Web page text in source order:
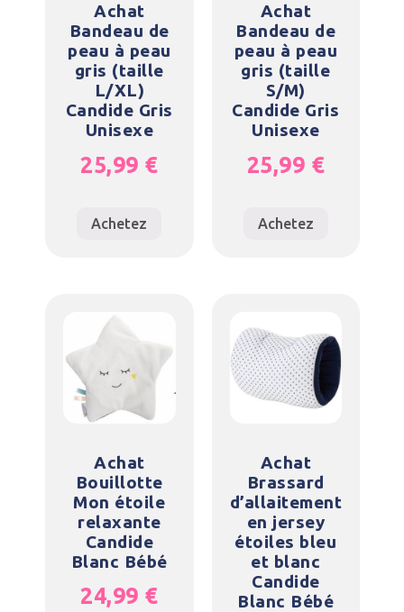
Achat
Bandeau de
peau à peau
gris (taille
L/XL)
Candide Gris
Unisexe
25,99 €
Achetez
Achat
Bandeau de
peau à peau
gris (taille
S/M)
Candide Gris
Unisexe
25,99 €
Achetez
Achat
Bouillotte
Mon étoile
relaxante
Candide
Blanc Bébé
24,99 €
Achat
Brassard
d’allaitement
en jersey
étoiles bleu
et blanc
Candide
Blanc Bébé